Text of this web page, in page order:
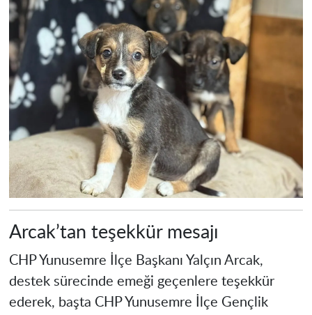
Arcak’tan teşekkür mesajı
CHP Yunusemre İlçe Başkanı Yalçın Arcak,
destek sürecinde emeği geçenlere teşekkür
ederek, başta CHP Yunusemre İlçe Gençlik